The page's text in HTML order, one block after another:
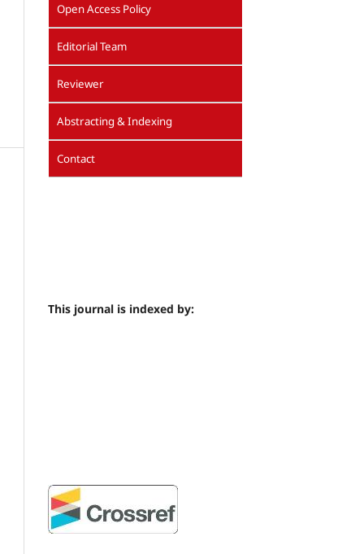
Open Access Policy
Editorial Team
Reviewer
Abstracting & Indexing
Contact
This journal is indexed by: